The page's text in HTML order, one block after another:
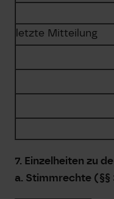
letzte Mitteilung
7. Einzelheiten zu
a. Stimmrechte (§§